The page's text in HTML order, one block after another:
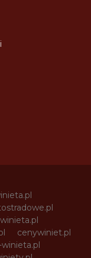
cenywiniet.pl